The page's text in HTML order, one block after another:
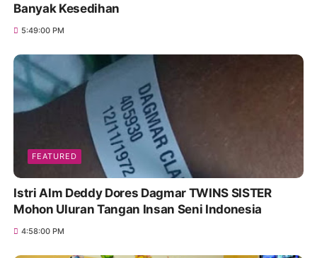
Banyak Kesedihan
5:49:00 PM
FEATURED
Istri Alm Deddy Dores Dagmar TWINS SISTER
Mohon Uluran Tangan Insan Seni Indonesia
4:58:00 PM